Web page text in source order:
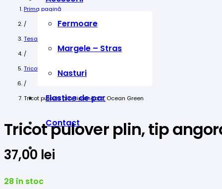
Fermoare
Margele – Stras
Nasturi
Elastice de par
Contact
Prima pagină
/
Tesaturi
/
Tricot trening, pulover
/
Tricot pulover plin, tip angora, Ocean Green
Tricot pulover plin, tip
37,00 lei
28 în stoc